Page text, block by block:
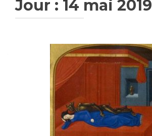
Jour : 14 mai 2019